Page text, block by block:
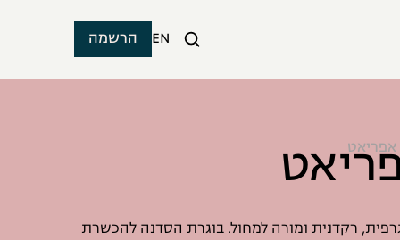
EN הרשמה
אפריאט
רקדנית ומורה למחול. בוגרת הסדנה להכשרת